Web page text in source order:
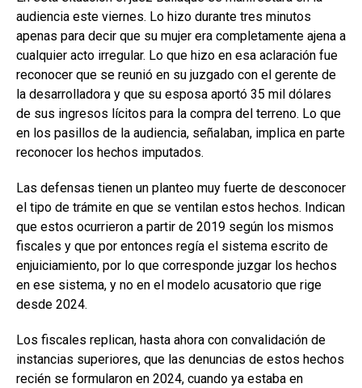
audiencia este viernes. Lo hizo durante tres minutos
apenas para decir que su mujer era completamente ajena a
cualquier acto irregular. Lo que hizo en esa aclaración fue
reconocer que se reunió en su juzgado con el gerente de
la desarrolladora y que su esposa aportó 35 mil dólares
de sus ingresos lícitos para la compra del terreno. Lo que
en los pasillos de la audiencia, señalaban, implica en parte
reconocer los hechos imputados.
Las defensas tienen un planteo muy fuerte de desconocer
el tipo de trámite en que se ventilan estos hechos. Indican
que estos ocurrieron a partir de 2019 según los mismos
fiscales y que por entonces regía el sistema escrito de
enjuiciamiento, por lo que corresponde juzgar los hechos
en ese sistema, y no en el modelo acusatorio que rige
desde 2024.
Los fiscales replican, hasta ahora con convalidación de
instancias superiores, que las denuncias de estos hechos
recién se formularon en 2024, cuando ya estaba en